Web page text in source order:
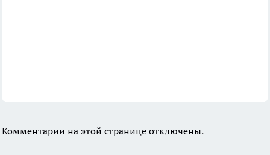
Комментарии на этой странице отключены.